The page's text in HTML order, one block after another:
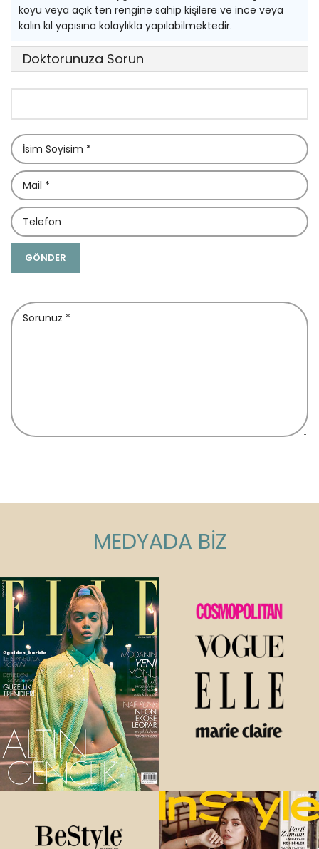
koyu veya açık ten rengine sahip kişilere ve ince veya
kalın kıl yapısına kolaylıkla yapılabilmektedir.
Doktorunuza Sorun
MEDYADA BİZ